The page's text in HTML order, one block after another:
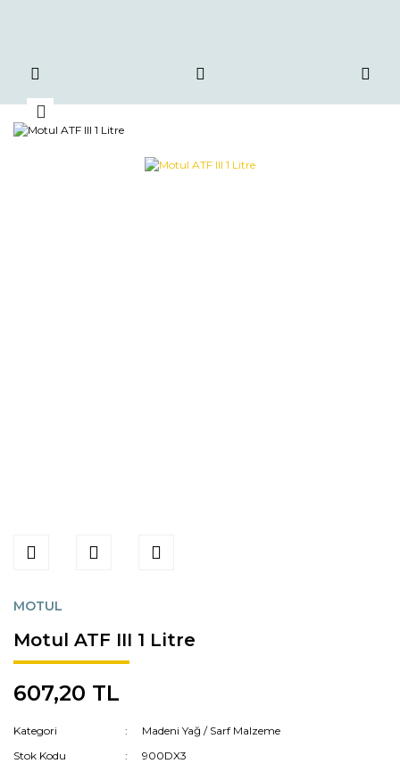
MOTUL
Motul ATF III 1 Litre
607,20 TL
Kategori
Madeni Yağ / Sarf Malzeme
Stok Kodu
900DX3